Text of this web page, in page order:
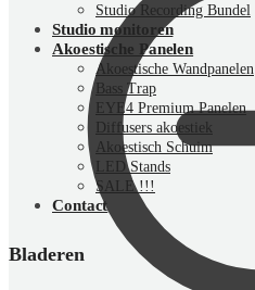
Studio Recording Bundel
Studio monitoren
Akoestische Panelen
Akoestische Wandpanelen
Bass Trap
EYE4 Premium Panelen
Diffusers akoestiek
Akoestisch Schuim
LED Stands
SALE !!!
Contact
Bladeren